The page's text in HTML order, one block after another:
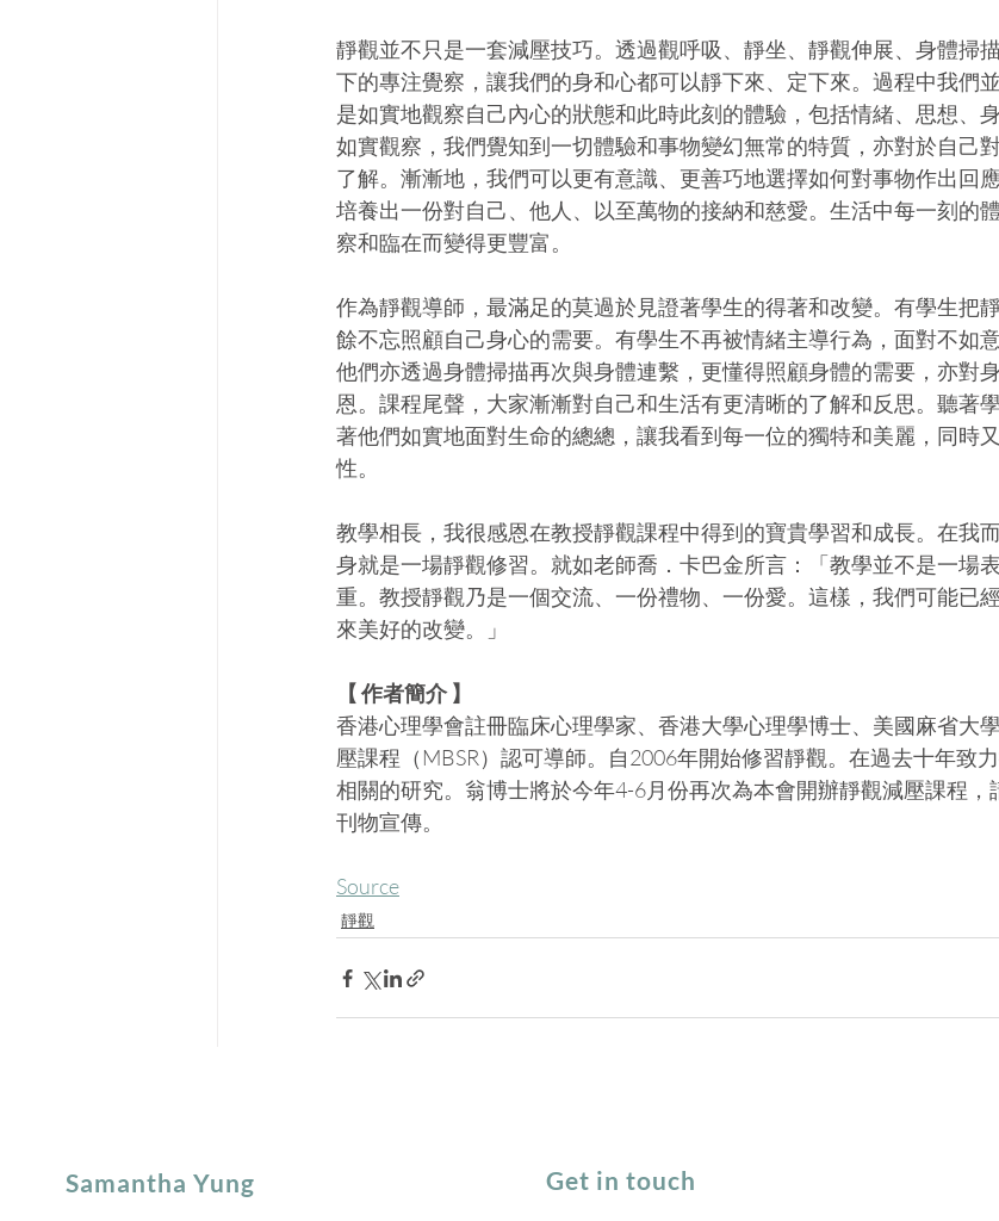
靜觀並不只是一套減壓技巧。透過觀呼吸、靜坐、靜觀伸展、身體掃
下的專注覺察，讓我們的身和心都可以靜下來、定下來。過程中我們
是如實地觀察自己內心的狀態和此時此刻的體驗，包括情緒、思想、
如實觀察，我們覺知到一切體驗和事物變幻無常的特質，亦對於自己
了解。漸漸地，我們可以更有意識、更善巧地選擇如何對事物作出回
培養出一份對自己、他人、以至萬物的接納和慈愛。生活中每一刻的
察和臨在而變得更豐富。
作為靜觀導師，最滿足的莫過於見證著學生的得著和改變。有學生把
餘不忘照顧自己身心的需要。有學生不再被情緒主導行為，面對不如
他們亦透過身體掃描再次與身體連繫，更懂得照顧身體的需要，亦對
恩。課程尾聲，大家漸漸對自己和生活有更清晰的了解和反思。聽著
著他們如實地面對生命的總總，讓我看到每一位的獨特和美麗，同時
性。
教學相長，我很感恩在教授靜觀課程中得到的寶貴學習和成長。在我
身就是一場靜觀修習。就如老師喬．卡巴金所言：「教學並不是一場
重。教授靜觀乃是一個交流、一份禮物、一份愛。這樣，我們可能已
來美好的改變。」
【 作者簡介 】
香港心理學會註冊臨床心理學家、香港大學心理學博士、美國麻省大
壓課程（MBSR）認可導師。自2006年開始修習靜觀。在過去十年致
相關的研究。翁博士將於今年4-6月份再次為本會開辦靜觀減壓課程，
刊物宣傳。
Source
靜觀
Samantha Yung Get in touch